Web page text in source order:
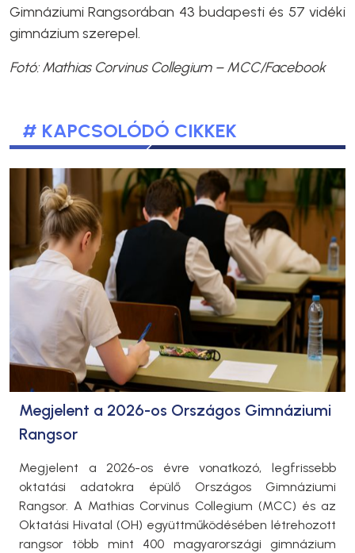
Gimnáziumi Rangsorában 43 budapesti és 57 vidéki
gimnázium szerepel.
Fotó: Mathias Corvinus Collegium – MCC/Facebook
# KAPCSOLÓDÓ CIKKEK
Megjelent a 2026-os Országos Gimnáziumi
Rangsor
Megjelent a 2026-os évre vonatkozó, legfrissebb
oktatási adatokra épülő Országos Gimnáziumi
Rangsor. A Mathias Corvinus Collegium (MCC) és az
Oktatási Hivatal (OH) együttműködésében létrehozott
rangsor több mint 400 magyarországi gimnázium